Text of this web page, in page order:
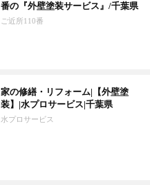
番の『外壁塗装サービス』/千葉県
ご近所110番
家の修繕・リフォーム|【外壁塗
装】|水プロサービス|千葉県
水プロサービス